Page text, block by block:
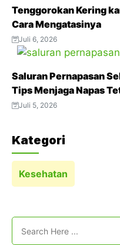
Tenggorokan Kering
Cara Mengatasinya
Juli 6, 2026
Saluran Pernapasan
Tips Menjaga Napas
Aktivitas Padat
Juli 5, 2026
Kategori
Kesehatan